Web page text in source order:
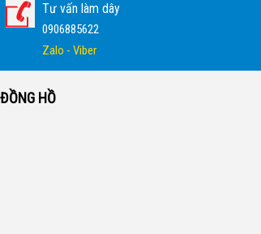
Tư vấn làm dây
0906885622
Zalo - Viber
HỒ